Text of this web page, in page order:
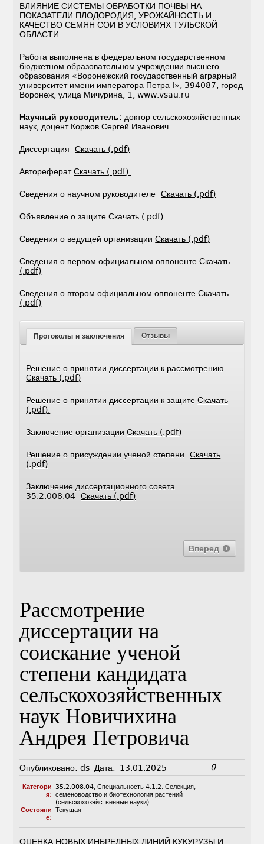
ВЛИЯНИЕ СИСТЕМЫ ОБРАБОТКИ ПОЧВЫ НА
ПОКАЗАТЕЛИ ПЛОДОРОДИЯ, УРОЖАЙНОСТЬ И
КАЧЕСТВО СЕМЯН СОИ В УСЛОВИЯХ ТУЛЬСКОЙ
ОБЛАСТИ
Работа выполнена в федеральном государственном
бюджетном образовательном учреждении высшего
образования «Воронежский государственный аграрный
университет имени императора Петра I», 394087, город
Воронеж, улица Мичурина, 1, www.vsau.ru
Научный руководитель: доктор сельскохозяйственных
наук, доцент Коржов Сергей Иванович
ДиссертацияСкачать (.pdf)
АвторефератСкачать (.pdf).
Сведения о научном руководителеСкачать (.pdf)
Объявление о защитеСкачать (.pdf).
Сведения о ведущей организацииСкачать (.pdf)
Сведения о первом официальном оппонентеСкачать
(.pdf)
Сведения о втором официальном оппонентеСкачать
(.pdf)
Протоколы и заключения Отзывы
Решение о принятии диссертации к рассмотрению
Скачать (.pdf)
Решение о принятии диссертации к защитеСкачать
(.pdf).
Заключение организацииСкачать (.pdf)
Решение о присуждении ученой степениСкачать
(.pdf)
Заключение диссертационного совета
35.2.008.04Скачать (.pdf)
Вперед
Рассмотрение
диссертации на
соискание ученой
степени кандидата
сельскохозяйственных
наук Новичихина
Андрея Петровича
Опубликовано: ds Дата: 13.01.2025 0
Категори
я:
35.2.008.04, Специальность 4.1.2. Селекция,
семеноводство и биотехнология растений
(сельскохозяйственные науки)
Состояни
е:
Текущая
ОЦЕНКА НОВЫХ ИНБРЕДНЫХ ЛИНИЙ КУКУРУЗЫ И